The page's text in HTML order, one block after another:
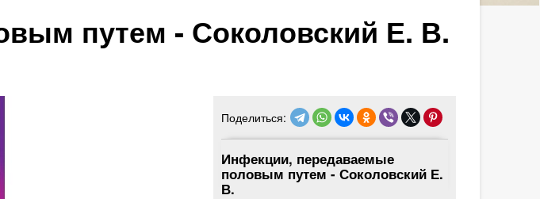
путем - Соколовский Е. В.
Поделиться:
Инфекции, передаваемые
половым путем - Соколовский Е.
В.